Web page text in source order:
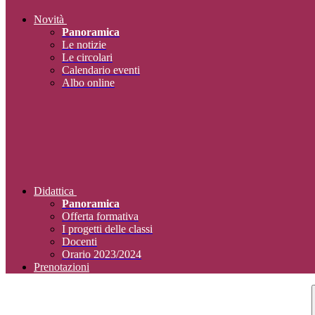
Novità
Panoramica
Le notizie
Le circolari
Calendario eventi
Albo online
Didattica
Panoramica
Offerta formativa
I progetti delle classi
Docenti
Orario 2023/2024
Prenotazioni